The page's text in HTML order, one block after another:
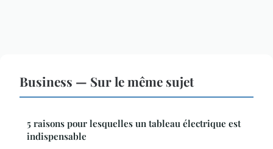
Business — Sur le même sujet
5 raisons pour lesquelles un tableau électrique est
indispensable